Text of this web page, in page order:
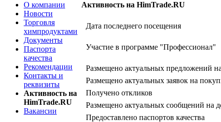
О компании
Новости
Торговля
химпродуктами
Документы
Паспорта
качества
Рекомендации
Контакты и
реквизиты
Активность на
HimTrade.RU
Вакансии
Активность на HimTrade.RU
Дата последнего посещения
Участие в программе "Профессионал"
Размещено актуальных предложений
Размещено актуальных заявок на
Получено откликов
Размещено актуальных сообщений на
Предоставлено паспортов качества